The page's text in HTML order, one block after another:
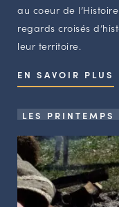
au coeur de
regards croisés
leur territoire.
EN SAVOIR PLUS
LES PRINTEMPS